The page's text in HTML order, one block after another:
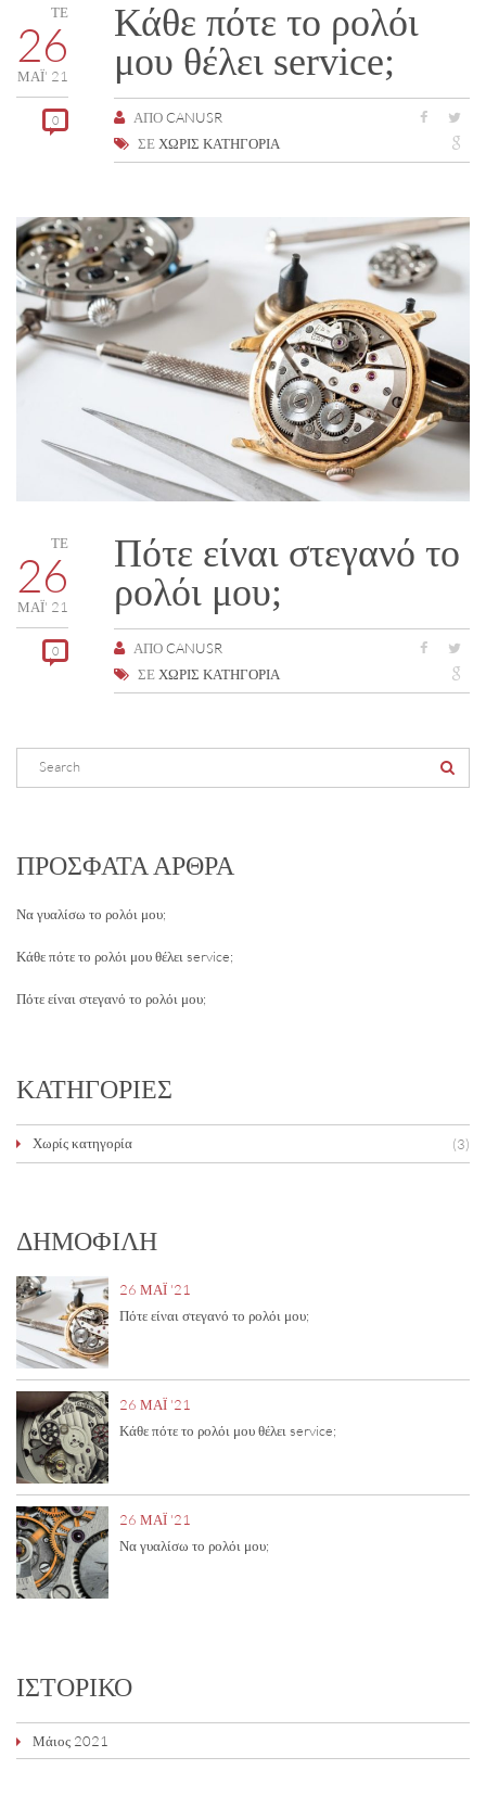
ΤΕ
26
ΜΑΪ́' 21
0
Κάθε πότε το ρολόι
μου θέλει service;
ΑΠΌCANUSR
ΣΕΧΩΡΊΣ ΚΑΤΗΓΟΡΊΑ
ΤΕ
26
ΜΑΪ́' 21
0
Πότε είναι στεγανό το
ρολόι μου;
ΑΠΌCANUSR
ΣΕ ΧΩΡΊΣ ΚΑΤΗΓΟΡΊΑ
ΠΡΌΣΦΑΤΑ ΆΡΘΡΑ
Να γυαλίσω το ρολόι μου;
Κάθε πότε το ρολόι μου θέλει service;
Πότε είναι στεγανό το ρολόι μου;
ΚΑΤΗΓΟΡΊΕΣ
Χωρίς κατηγορία (3)
ΔΗΜΟΦΙΛΉ
26 ΜΑΪ́ '21
Πότε είναι στεγανό το ρολόι μου;
26 ΜΑΪ́ '21
Κάθε πότε το ρολόι μου θέλει service;
26 ΜΑΪ́ '21
Να γυαλίσω το ρολόι μου;
ΙΣΤΟΡΙΚΌ
Μάιος 2021